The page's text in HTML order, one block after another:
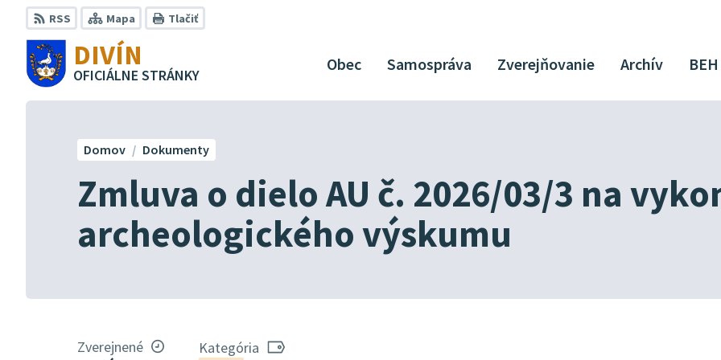
Preskočiť
na
obsah
RSS Mapa Tlačiť
DIVÍN
OFICIÁLNE STRÁNKY
Obec Samospráva Zverejňovanie Archív BEH
Zmluva o dielo AU č. 2026/03/3 na
archeologického výskumu
Domov Dokumenty
Zverejnené Kategória